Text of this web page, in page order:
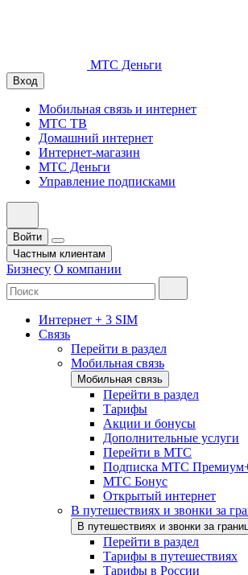
МТС Деньги
Вход
Мобильная связь и интернет
МТС ТВ
Домашний интернет
Интернет-магазин
МТС Деньги
Управление подписками
Войти
Частным клиентам
Бизнесу О компании
Интернет + 3 SIM
Связь
Перейти в раздел
Мобильная связь
Мобильная связь
Перейти в раздел
Тарифы
Акции и бонусы
Дополнительные услуги
Перейти в МТС
Подписка МТС
МТС Бонус
Открытый интернет
В путешествиях и звонки за
В путешествиях и звонки за
Перейти в раздел
Тарифы в путешествиях
Тарифы в России